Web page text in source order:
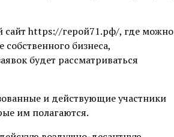
сайт https://герой71.рф/, где можно
бизнеса,
будет рассматриваться
и действующие участники
им полагаются.